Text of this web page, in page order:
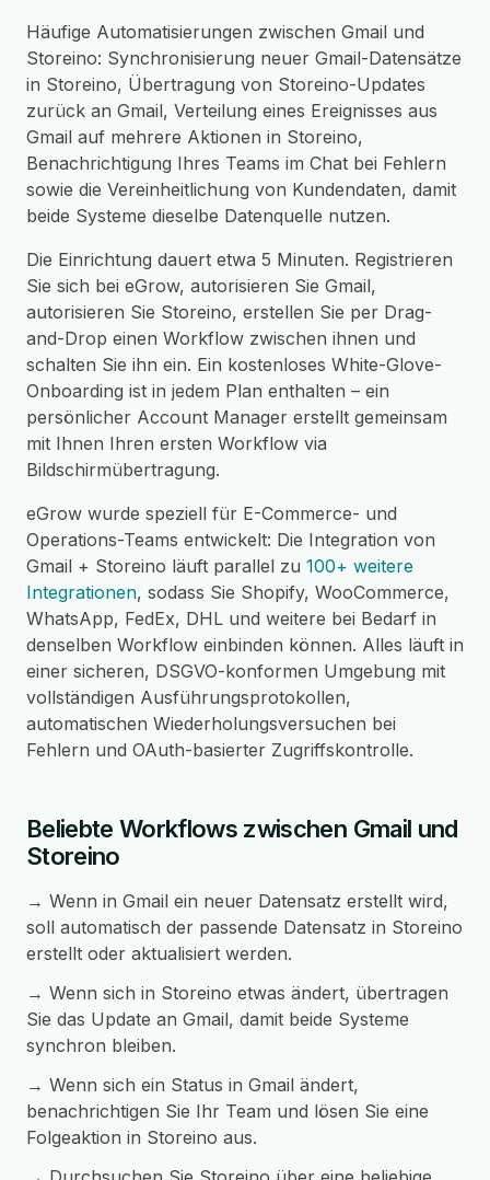
Häufige Automatisierungen zwischen Gmail und
Storeino: Synchronisierung neuer Gmail-Datensätze
in Storeino, Übertragung von Storeino-Updates
zurück an Gmail, Verteilung eines Ereignisses aus
Gmail auf mehrere Aktionen in Storeino,
Benachrichtigung Ihres Teams im Chat bei Fehlern
sowie die Vereinheitlichung von Kundendaten, damit
beide Systeme dieselbe Datenquelle nutzen.
Die Einrichtung dauert etwa 5 Minuten. Registrieren
Sie sich bei eGrow, autorisieren Sie Gmail,
autorisieren Sie Storeino, erstellen Sie per Drag-
and-Drop einen Workflow zwischen ihnen und
schalten Sie ihn ein. Ein kostenloses White-Glove-
Onboarding ist in jedem Plan enthalten – ein
persönlicher Account Manager erstellt gemeinsam
mit Ihnen Ihren ersten Workflow via
Bildschirmübertragung.
eGrow wurde speziell für E-Commerce- und
Operations-Teams entwickelt: Die Integration von
Gmail + Storeino läuft parallel zu 100+ weitere
Integrationen, sodass Sie Shopify, WooCommerce,
WhatsApp, FedEx, DHL und weitere bei Bedarf in
denselben Workflow einbinden können. Alles läuft in
einer sicheren, DSGVO-konformen Umgebung mit
vollständigen Ausführungsprotokollen,
automatischen Wiederholungsversuchen bei
Fehlern und OAuth-basierter Zugriffskontrolle.
Beliebte Workflows zwischen Gmail und
Storeino
→ Wenn in Gmail ein neuer Datensatz erstellt wird,
soll automatisch der passende Datensatz in Storeino
erstellt oder aktualisiert werden.
→ Wenn sich in Storeino etwas ändert, übertragen
Sie das Update an Gmail, damit beide Systeme
synchron bleiben.
→ Wenn sich ein Status in Gmail ändert,
benachrichtigen Sie Ihr Team und lösen Sie eine
Folgeaktion in Storeino aus.